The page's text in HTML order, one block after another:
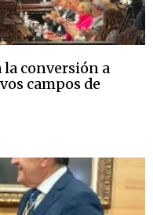
conversión a
campos de